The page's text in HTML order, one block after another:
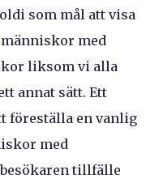
som mål att visa
med
liksom vi alla
annat sätt. Ett
föreställa en vanlig
med
tillfälle